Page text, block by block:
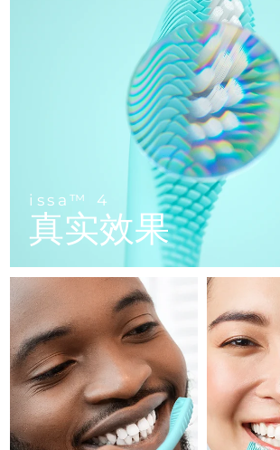
issa™ 4
真实效果
LUNA™ 4 mini
For young skin, T-zone
LUNA™ 4 go
For travel or gym bag
LUNA™ 护肤
Premium cleansers & balm
LUNA™ 设备
All facial cleansing devices
面部提拉护理
Premium anti-aging
BEAR™ 设备
All premium facelift
UFO™ 3 mini
Red light therapy device
UFO™ 3 go
Portable red light therapy
面膜
Rejuvenation & hydration
UFO™ 设备
All deep facial hydration
issa™ 4 smile
Hybrid silicone sonic
issa™ 4 baby
For ages 0-3
issa™ Teeth
Dual LED + sonic device &
ISSA™ 设备
All silicone sonic
FAQ™ 101
Clinical anti-aging
FAQ™ 102
Advanced clinical anti-
FAQ™ 103
Luxurious clinical anti-
FAQ™ P1 Primer
Manuka honey primer
FAQ™护肤品
All FAQ™ skincare
FAQ™ 201
LED mask
FAQ™ 202
LED mask
FAQ™ 211
Anti-aging neck &
FAQ™ 221
Anti-aging LED hand
FAQ™护肤品
All FAQ™ skincare
FAQ™ 301
LED hair strengthening
FAQ™ Scalp Serum
Scalp recovery probiotic
FAQ™护肤品
All FAQ™ skincare
FAQ™产品
All hair treatments
肌肤年轻
NEW
FAQ™ 501
Full-Spectrum Red Light
FAQ™ 502
Full-Spectrum Red Light
FAQ™ Red Light
FAQ™ skincare
All FAQ™ skincare
保健品
脱毛
PEACH™ 2 Pro
Professional IPL hair
身体护理
BEAR™ 2 body
Microcurrent body toning
预计送达
预计送
预计送达
预计送达
丹麦
爱沙尼亚 预计送
芬兰 预计送达
法国 预计送
法属波利尼西亚 预计送
德国 预计送